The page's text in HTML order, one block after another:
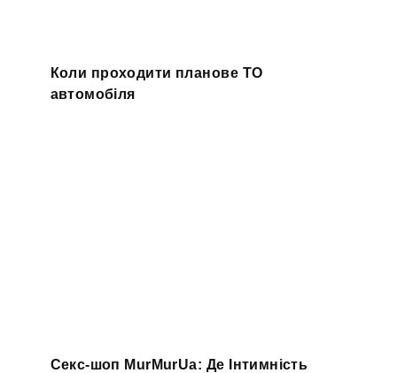
Коли проходити планове ТО
автомобіля
Секс-шоп MurMurUa: Де Інтимність